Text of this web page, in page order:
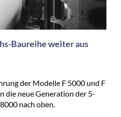
Baureihe weiter aus
der Modelle F 5000 und F
die neue Generation der 5-
nach oben.